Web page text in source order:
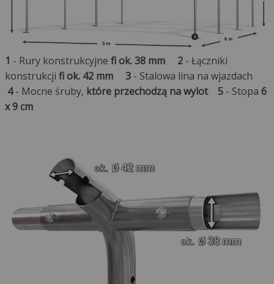
1 - Rury konstrukcyjne fi ok. 38 mm 2- Łączniki
konstrukcji fi ok. 42 mm 3- Stalowa lina na wjazdach
4- Mocne śruby, które przechodzą na wylot 5- Stopa 6
x 9 cm